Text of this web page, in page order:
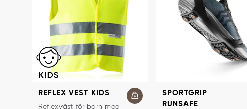
REFLEX VEST KIDS
REFLEXVÄST FÖR BARN
Reflexväst för barn med
SPORTGRIP
RUNSAFE